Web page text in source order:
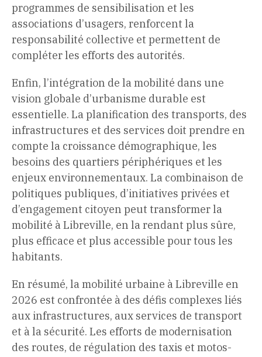
programmes de sensibilisation et les
associations d’usagers, renforcent la
responsabilité collective et permettent de
compléter les efforts des autorités.
Enfin, l’intégration de la mobilité dans une
vision globale d’urbanisme durable est
essentielle. La planification des transports, des
infrastructures et des services doit prendre en
compte la croissance démographique, les
besoins des quartiers périphériques et les
enjeux environnementaux. La combinaison de
politiques publiques, d’initiatives privées et
d’engagement citoyen peut transformer la
mobilité à Libreville, en la rendant plus sûre,
plus efficace et plus accessible pour tous les
habitants.
En résumé, la mobilité urbaine à Libreville en
2026 est confrontée à des défis complexes liés
aux infrastructures, aux services de transport
et à la sécurité. Les efforts de modernisation
des routes, de régulation des taxis et motos-